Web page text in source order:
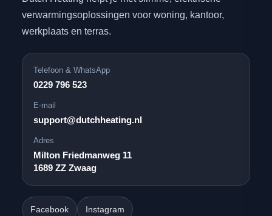
verwarmingsoplossingen voor woning, kantoor,
werkplaats en terras.
Telefoon & WhatsApp
0229 796 523
E-mail
support@dutchheating.nl
Adres
Milton Friedmanweg 11
1689 ZZ Zwaag
Facebook Instagram